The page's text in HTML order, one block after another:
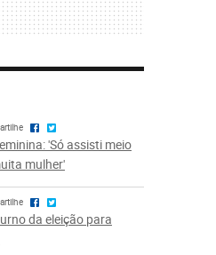
'Só assisti meio
mulher'
da eleição para